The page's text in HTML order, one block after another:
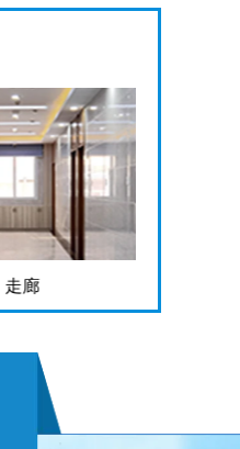
手术室